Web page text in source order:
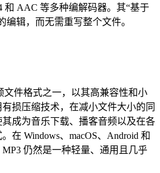
和 AAC 等多种编解码器。其“基于
编辑，而无需重写整个文件。
文件格式之一，以其高兼容性和小
损压缩技术，在减小文件大小的同
成为音乐下载、播客音频以及在各
在 Windows、macOS、Android 和
仍然是一种轻量、通用且几乎